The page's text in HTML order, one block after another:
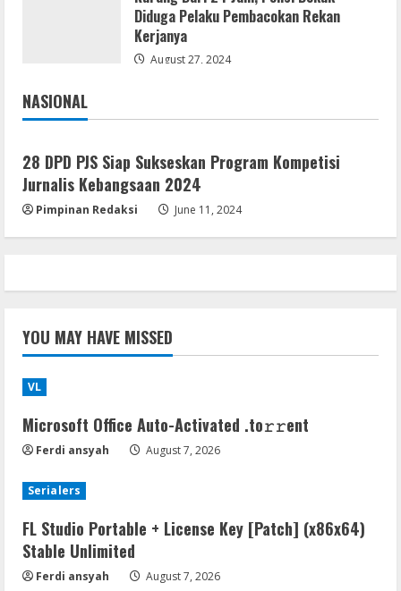
Serialers
MATLAB R2024b Crack exe [Full] x64
Bypass
5
Serialers
Activator Final
August 6, 2026
Diduga Pelaku Pembacokan Rekan
Kerjanya
August 27, 2024
NASIONAL
Jakarta
28 DPD PJS Siap Sukseskan Program Kompetisi
Jurnalis Kebangsaan 2024
Pimpinan Redaksi June 11, 2024
YOU MAY HAVE MISSED
VL
Microsoft Office Auto-Activated .tо𝚛𝚛еnt
Ferdi ansyah August 7, 2026
Serialers
FL Studio Portable + License Key [Patch] (x86x64)
Stable Unlimited
Ferdi ansyah August 7, 2026